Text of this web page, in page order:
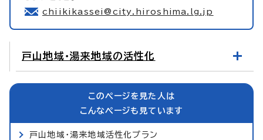
chiikikassei@city.hiroshima.lg.jp
戸山地域・湯来地域の活性化
このページを見た人は
こんなページも見ています
戸山地域・湯来地域活性化プラン